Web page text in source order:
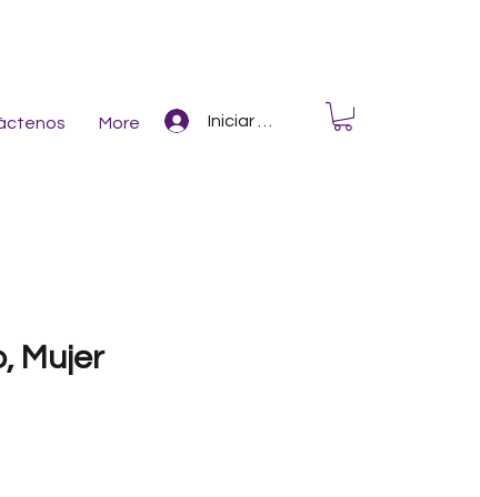
More Iniciar Sesión
Mujer